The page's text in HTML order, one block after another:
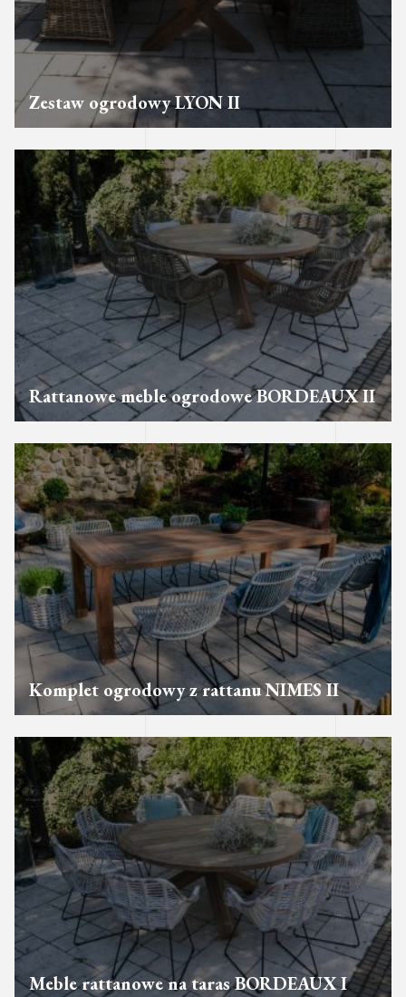
Zestaw ogrodowy LYON II
Rattanowe meble ogrodowe BORDEAUX II
Komplet ogrodowy z rattanu NIMES II
Meble rattanowe na taras BORDEAUX I